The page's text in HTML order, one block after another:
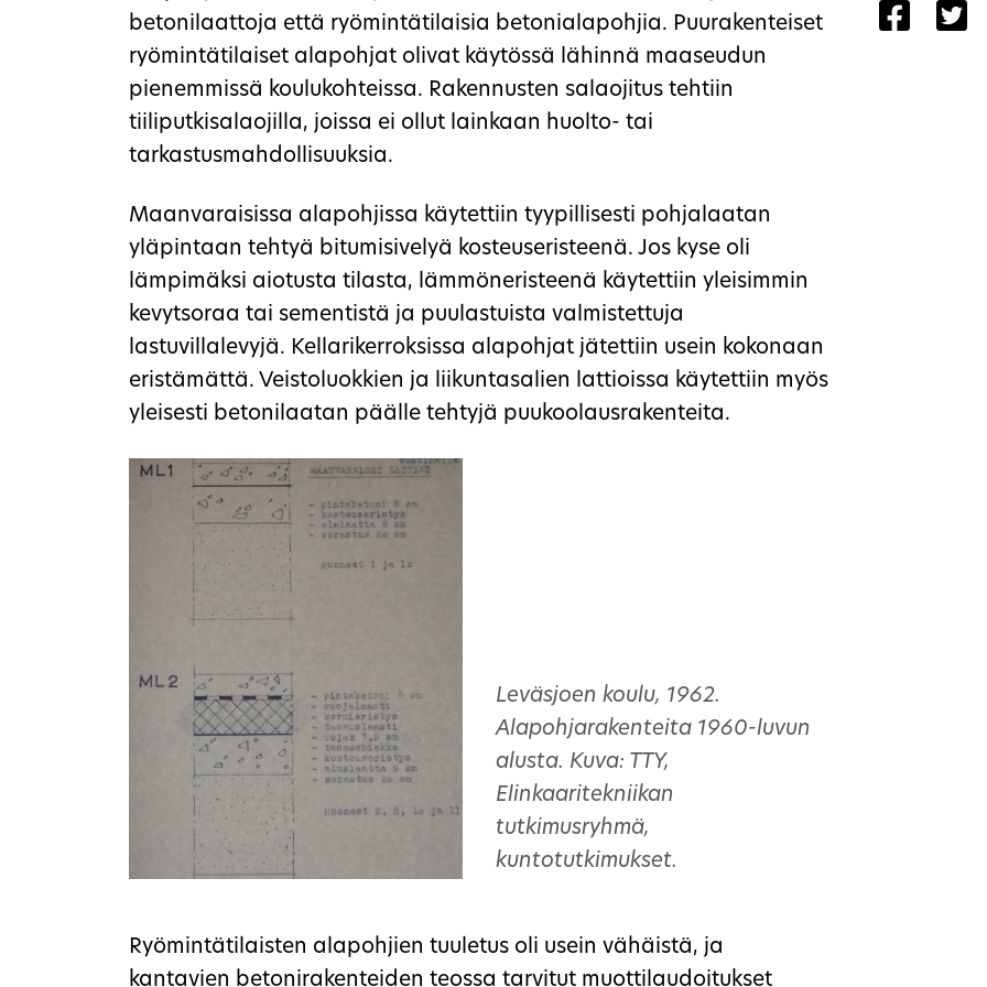
betonilaattoja että ryömintätilaisia betonialapohjia. Puurakenteiset
ryömintätilaiset alapohjat olivat käytössä lähinnä maaseudun
pienemmissä koulukohteissa. Rakennusten salaojitus tehtiin
tiiliputkisalaojilla, joissa ei ollut lainkaan huolto- tai
tarkastusmahdollisuuksia.
Maanvaraisissa alapohjissa käytettiin tyypillisesti pohjalaatan
yläpintaan tehtyä bitumisivelyä kosteuseristeenä. Jos kyse oli
lämpimäksi aiotusta tilasta, lämmöneristeenä käytettiin yleisimmin
kevytsoraa tai sementistä ja puulastuista valmistettuja
lastuvillalevyjä. Kellarikerroksissa alapohjat jätettiin usein kokonaan
eristämättä. Veistoluokkien ja liikuntasalien lattioissa käytettiin myös
yleisesti betonilaatan päälle tehtyjä puukoolausrakenteita.
Leväsjoen koulu, 1962.
Alapohjarakenteita 1960-luvun
alusta. Kuva: TTY,
Elinkaaritekniikan
tutkimusryhmä,
kuntotutkimukset.
Ryömintätilaisten alapohjien tuuletus oli usein vähäistä, ja
kantavien betonirakenteiden teossa tarvitut muottilaudoitukset
Share